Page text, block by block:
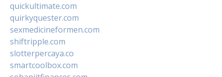
quickultimate.com
quirkyquester.com
sexmedicineformen.com
shiftripple.com
slotterpercaya.co
smartcoolbox.com